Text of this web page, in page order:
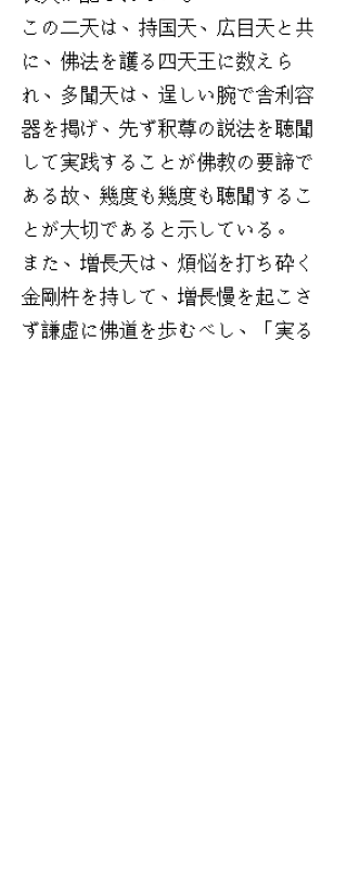
この二天は、持国天、広目天と共
に、佛法を護る四天王に数えら
れ、多聞天は、逞しい腕で舎利容
器を掲げ、先ず釈尊の説法を聴聞
して実践することが佛教の要諦で
ある故、幾度も幾度も聴聞するこ
とが大切であると示している。
また、増長天は、煩悩を打ち砕く
金剛杵を持して、増長慢を起こさ
ず謙虚に佛道を歩むべし、「実る